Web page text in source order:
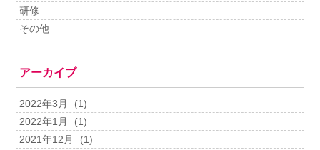
研修
その他
アーカイブ
2022年3月
(1)
2022年1月
(1)
2021年12月
(1)